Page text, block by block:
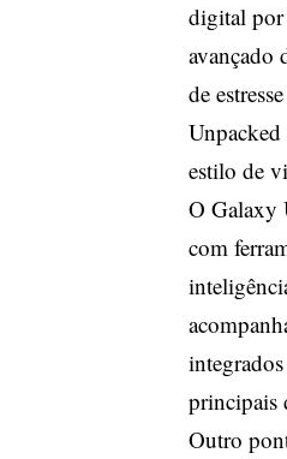
digital por
avançado
de
Unpacked
estilo de
O Galaxy
com
principais
Outro